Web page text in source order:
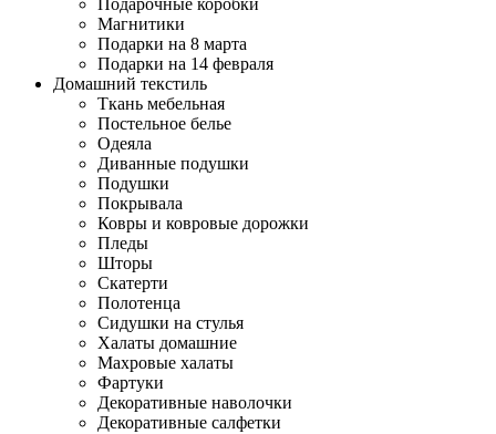
Подарочные коробки
Магнитики
Подарки на 8 марта
Подарки на 14 февраля
Домашний текстиль
Ткань мебельная
Постельное белье
Одеяла
Диванные подушки
Подушки
Покрывала
Ковры и ковровые дорожки
Пледы
Шторы
Скатерти
Полотенца
Сидушки на стулья
Халаты домашние
Махровые халаты
Фартуки
Декоративные наволочки
Декоративные салфетки